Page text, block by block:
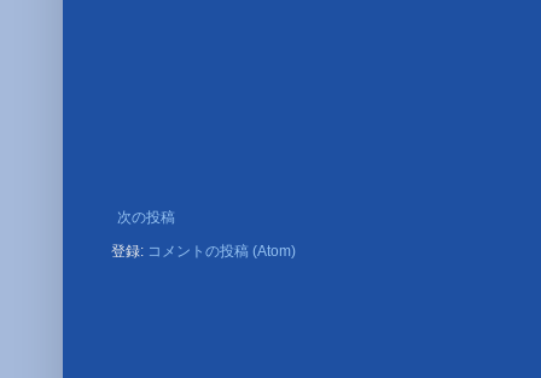
次の投稿
登録: コメントの投稿 (Atom)